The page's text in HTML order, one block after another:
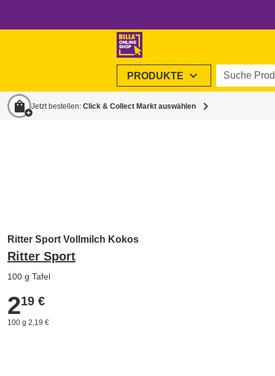
PRODUKTE expand_more Suche
shopping_bag Jetzt bestellen: Click & Collect Markt auswählen chevron_right
Ritter Sport Vollmilch Kokos
Ritter Sport
100 g Tafel
2,19 €
219 €
100 g 2,19 €